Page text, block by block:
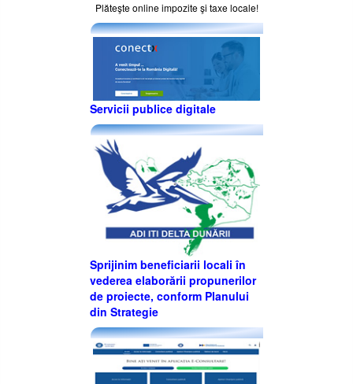
Plăteşte online impozite şi taxe locale!
Servicii publice digitale
Sprijinim beneficiarii locali în
vederea elaborării propunerilor
de proiecte, conform Planului
din Strategie